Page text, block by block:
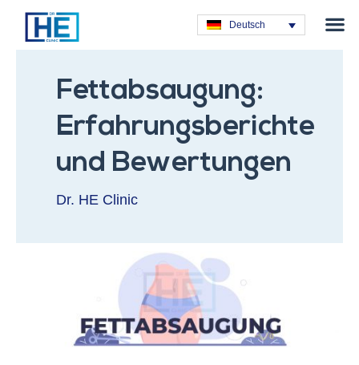
Deutsch
Fettabsaugung:
Erfahrungsberichte
und Bewertungen
Dr. HE Clinic